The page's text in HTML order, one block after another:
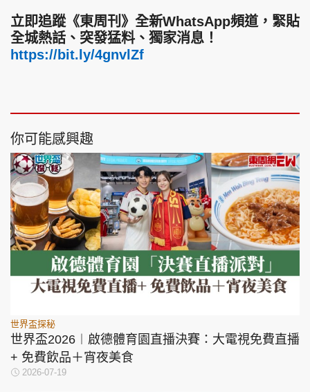
立即追蹤《東周刊》全新WhatsApp頻道，緊貼
全城熱話、突發猛料、獨家消息！
https://bit.ly/4gnvlZf
你可能感興趣
世界盃探秘
世界盃2026︱啟德體育園直播決賽：大電視免費直播
+ 免費飲品＋宵夜美食
2026-07-19